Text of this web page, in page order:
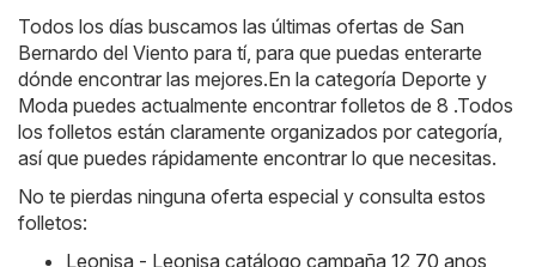
Todos los días buscamos las últimas ofertas de San
Bernardo del Viento para tí, para que puedas enterarte
dónde encontrar las mejores.En la categoría Deporte y
Moda puedes actualmente encontrar folletos de 8 .Todos
los folletos están claramente organizados por categoría,
así que puedes rápidamente encontrar lo que necesitas.
No te pierdas ninguna oferta especial y consulta estos
folletos:
Leonisa - Leonisa catálogo campaña 12 70 anos